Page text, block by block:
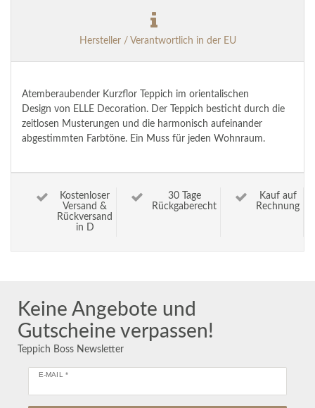
Hersteller / Verantwortlich in der EU
Atemberaubender Kurzflor Teppich im orientalischen
Design von ELLE Decoration. Der Teppich besticht durch die
zeitlosen Musterungen und die harmonisch aufeinander
abgestimmten Farbtöne. Ein Muss für jeden Wohnraum.
Kostenloser
Versand &
Rückversand
in D
30 Tage
Rückgaberecht
Kauf auf
Rechnung
Keine Angebote und
Gutscheine verpassen!
Teppich Boss Newsletter
E-MAIL *